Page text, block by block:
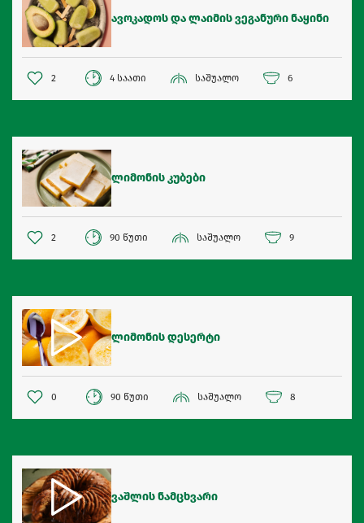
ავოკადოს და ლაიმის ვეგანური ნაყინი
2 4 საათი საშუალო 6
ლიმონის კუბები
2 90 წუთი საშუალო 9
ლიმონის დესერტი
0 90 წუთი საშუალო 8
ვაშლის ნამცხვარი